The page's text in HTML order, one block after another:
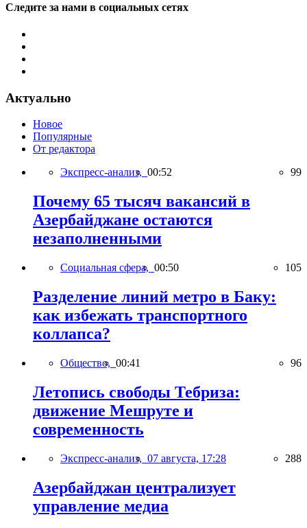
Следите за нами в социальных сетях
Актуально
Новое
Популярные
От редактора
Экспресс-анализ, 00:52 99
Почему 65 тысяч вакансий в
Азербайджане остаются
незаполненными
Социальная сфера, 00:50 105
Разделение линий метро в Баку:
как избежать транспортного
коллапса?
Общество, 00:41 96
Летопись свободы Тебриза:
движение Мешруте и
современность
Экспресс-анализ, 07 августа, 17:28 288
Азербайджан централизует
управление медиа